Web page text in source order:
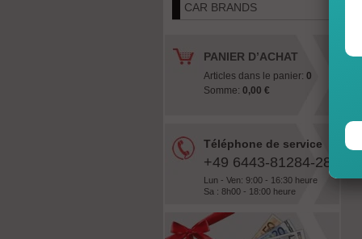
CAR BRANDS
PANIER D’ACHAT
Articles dans le panier: 0
Somme: 0,00 €
Téléphone de service
+49 6443-81284-28
Lun - Ven: 9:00 - 16:30 heure
Sa : 8h00 - 18:00 heure